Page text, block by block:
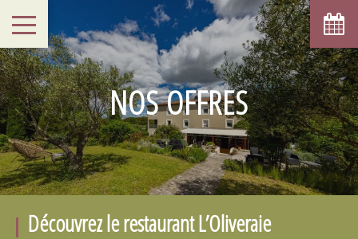
NOS OFFRES
Découvrez le restaurant L’Oliveraie